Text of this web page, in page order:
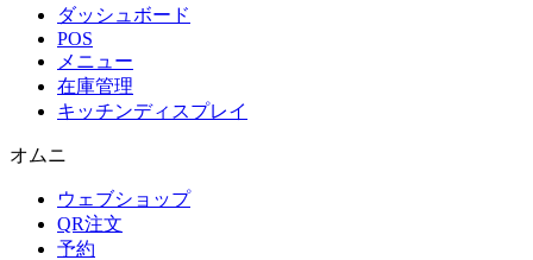
ダッシュボード
POS
メニュー
在庫管理
キッチンディスプレイ
オムニ
ウェブショップ
QR注文
予約